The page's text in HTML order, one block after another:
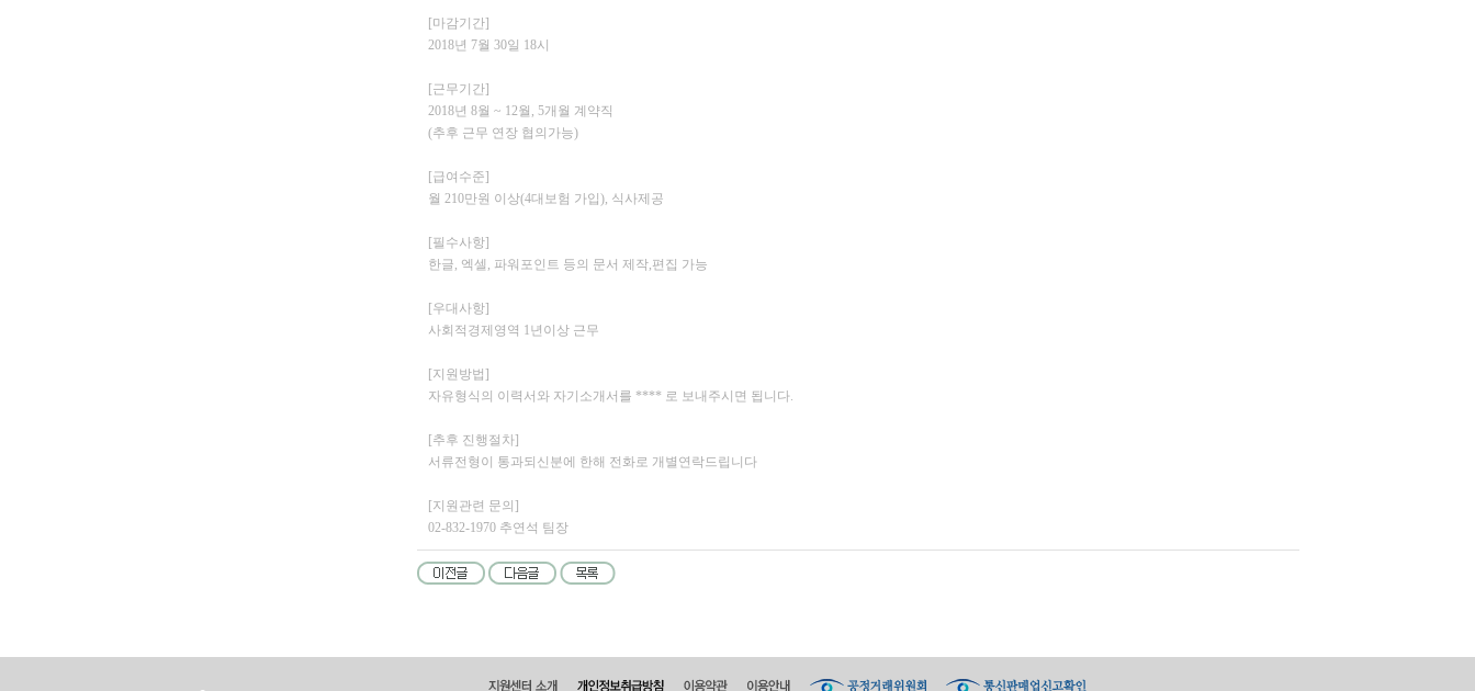
[마감기간]
2018년 7월 30일 18시
[근무기간]
2018년 8월 ~ 12월, 5개월 계약직
(추후 근무 연장 협의가능)
[급여수준]
월 210만원 이상(4대보험 가입), 식사제공
[필수사항]
한글, 엑셀, 파워포인트 등의 문서 제작,편집 가능
[우대사항]
사회적경제영역 1년이상 근무
[지원방법]
자유형식의 이력서와 자기소개서를 **** 로 보내주시면 됩니다.
[추후 진행절차]
서류전형이 통과되신분에 한해 전화로 개별연락드립니다
[지원관련 문의]
02-832-1970 추연석 팀장